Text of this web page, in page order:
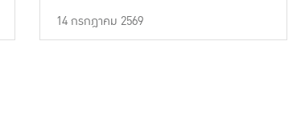
14 กรกฎาคม 2569